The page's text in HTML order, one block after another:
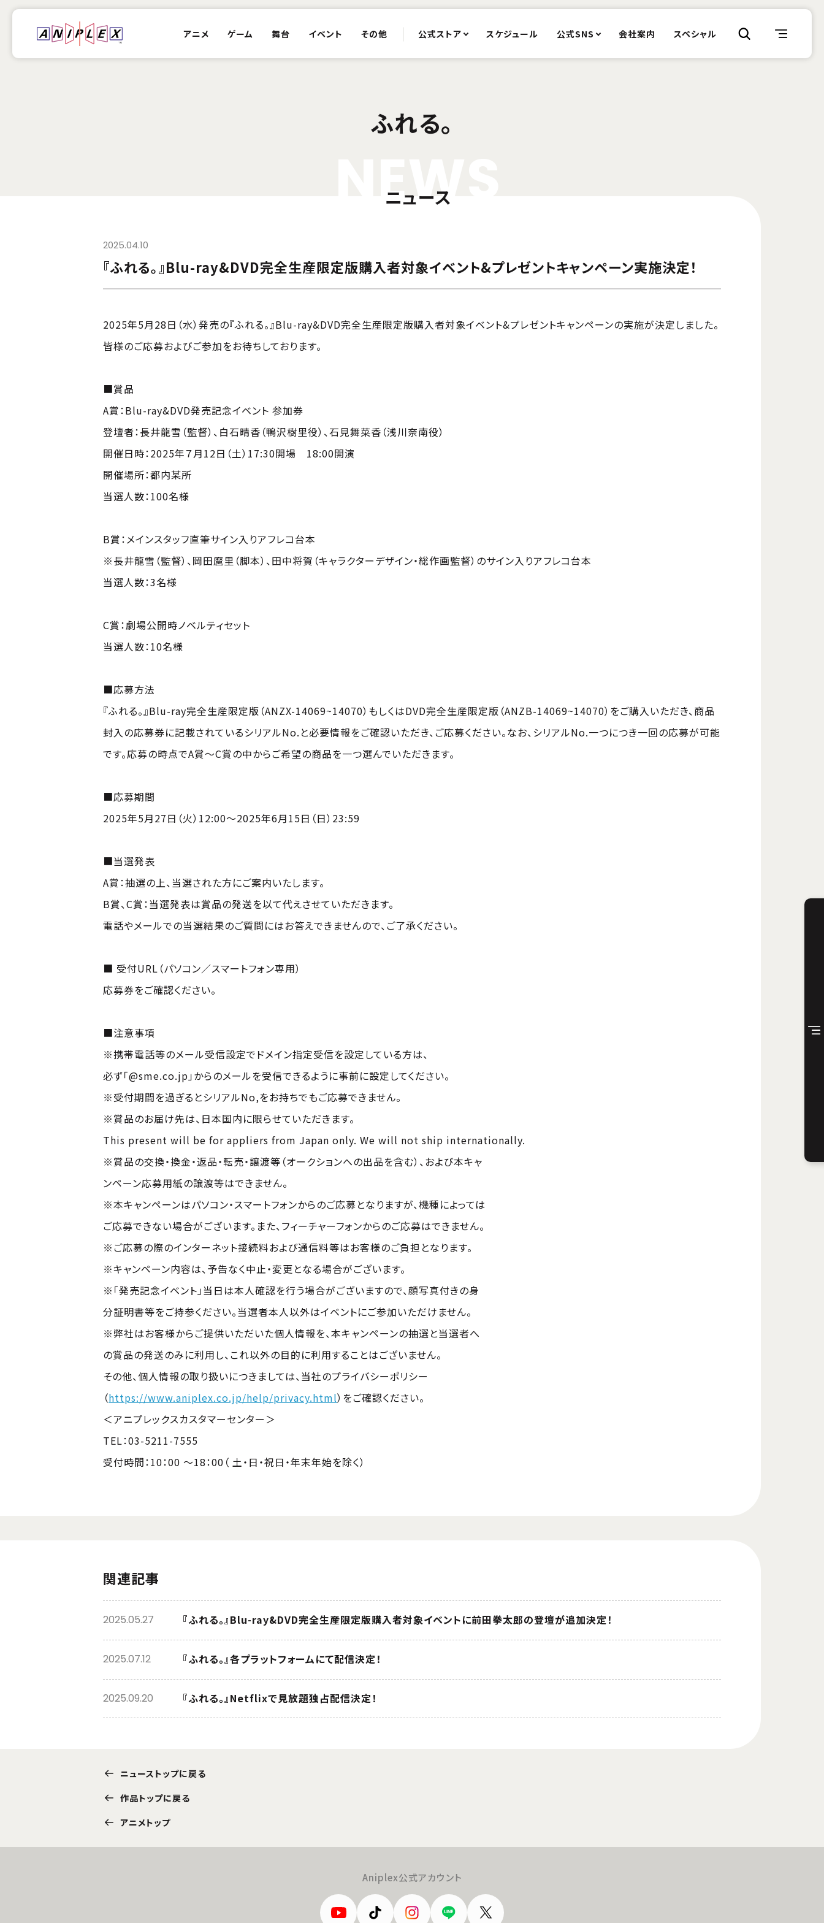
アニメ ゲーム 舞台 イベント その他 公式ストア スケジュール 公式SNS 会社案内 スペシャル
ふれる。
EW
ニュース
2025.04.10
『ふれる。』Blu-ray&DVD完全生産限定版購入者対象イベント&プレゼントキャンペーン実施決定！
2025年5月28日（水）発売の『ふれる。』Blu-ray&DVD完全生産限定版購入者対象イベント&プレゼントキャンペーンの実施が決定しました。
皆様のご応募およびご参加をお待ちしております。
■賞品
A賞：Blu-ray&DVD発売記念イベント 参加券
登壇者：長井龍雪（監督）、白石晴香（鴨沢樹里役）、石見舞菜香（浅川奈南役）
開催日時：2025年７月12日（土）17:30開場 18:00開演
開催場所：都内某所
当選人数：100名様
B賞：メインスタッフ直筆サイン入りアフレコ台本
※長井龍雪（監督）、岡田麿里（脚本）、田中将賀（キャラクターデザイン・総作画監督）のサイン入りアフレコ台本
当選人数：3名様
C賞：劇場公開時ノベルティセット
当選人数：10名様
■応募方法
『ふれる。』Blu-ray完全生産限定版（ANZX-14069~14070）もしくはDVD完全生産限定版（ANZB-14069~14070）をご購入いただき、商品
封入の応募券に記載されているシリアルNo.と必要情報をご確認いただき、ご応募ください。なお、シリアルNo.一つにつき一回の応募が可能
です。応募の時点でA賞～C賞の中からご希望の商品を一つ選んでいただきます。
■応募期間
2025年5月27日（火）12:00～2025年6月15日（日）23:59
■当選発表
A賞：抽選の上、当選された方にご案内いたします。
B賞、C賞：当選発表は賞品の発送を以て代えさせていただきます。
電話やメールでの当選結果のご質問にはお答えできませんので、ご了承ください。
■ 受付URL（パソコン／スマートフォン専用）
応募券をご確認ください。
■注意事項
※携帯電話等のメール受信設定でドメイン指定受信を設定している方は、
必ず「@sme.co.jp」からのメールを受信できるように事前に設定してください。
※受付期間を過ぎるとシリアルNo,をお持ちでもご応募できません。
※賞品のお届け先は、日本国内に限らせていただきます。
This present will be for appliers from Japan only. We will not ship internationally.
※賞品の交換・換金・返品・転売・譲渡等（オークションへの出品を含む）、および本キャ
ンペーン応募用紙の譲渡等はできません。
※本キャンペーンはパソコン・スマートフォンからのご応募となりますが、機種によっては
ご応募できない場合がございます。また、フィーチャーフォンからのご応募はできません。
※ご応募の際のインターネット接続料および通信料等はお客様のご負担となります。
※キャンペーン内容は、予告なく中止・変更となる場合がございます。
※「発売記念イベント」当日は本人確認を行う場合がございますので、顔写真付きの身
分証明書等をご持参ください。当選者本人以外はイベントにご参加いただけません。
※弊社はお客様からご提供いただいた個人情報を、本キャンペーンの抽選と当選者へ
の賞品の発送のみに利用し、これ以外の目的に利用することはございません。
その他、個人情報の取り扱いにつきましては、当社のプライバシーポリシー
（https://www.aniplex.co.jp/help/privacy.html）をご確認ください。
＜アニプレックスカスタマーセンター＞
TEL：03-5211-7555
受付時間：10：00 ～18：00（ 土・日・祝日・年末年始を除く）
関連記事
『ふれる。』Blu-ray&DVD完全生産限定版購入者対象イベントに前田拳太郎の登壇が追加決定！
2025.05.27
『ふれる。』各プラットフォームにて配信決定！
2025.07.12
『ふれる。』Netflixで見放題独占配信決定！
2025.09.20
ニューストップに戻る
作品トップに戻る
アニメトップ
Aniplex公式アカウント